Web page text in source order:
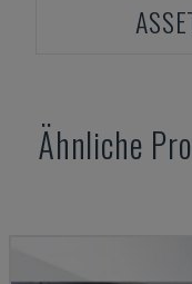
Ähnliche